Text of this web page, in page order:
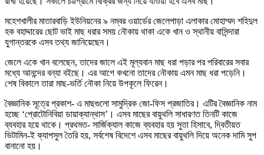
মহেশখালীর মাতারবাড়ি ইউনিয়নের ৯ নম্বর ওয়ার্ডের জেলেপাড়া এলাকার মোহাম্মদ শহিদুল
হক বহাদ্দারের ছোট ভাই মাছ ধরার সময় নৌকায় থাকা একে খান ও স্থানীয় বাসিন্দারা
যুগান্তরকে এসব তথ্য জানিয়েছেন।
জেলে একে খান বলেছেন, তাদের জালে এই মূল্যবান মাছ ধরা পড়ার পর পরিবারের সবার
মধ্যে আনন্দের বন্যা বইছে। এর আগে কখনো তাদের নৌকায় এমন মাছ ধরা পড়েনি।
শেষ বিকালে তারা মাছ-ভর্তি নৌকা নিয়ে উপকূলে ফিরেন।
বৈজ্ঞানিক সূত্রে প্রকাশ- এ মাছগুলো সামুদ্রিক জো-ফিস প্রজাতির। এটির বৈজ্ঞানিক নাম
হচ্ছে ‘প্রোটোনিবিয়া ডায়াক্যান্থাস’। এসব মাছের বায়ুথলি সাধারণত তিনটি কাজে
ব্যবহার হয়ে থাকে। প্রথমত- সার্জিক্যাল কাজে ব্যবহার হয় সুতা হিসাবে, দ্বিতীয়ত
ভিটামিন-ই ক্যাপসুল তৈরি হয়, সর্বশেষ বিদেশে এসব মাছের বায়ুথলি দিয়ে অনেক দামি সুপ
বানানো হয়।